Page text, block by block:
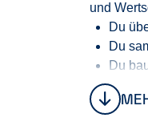
und
Du
Du
Du
Du
Du